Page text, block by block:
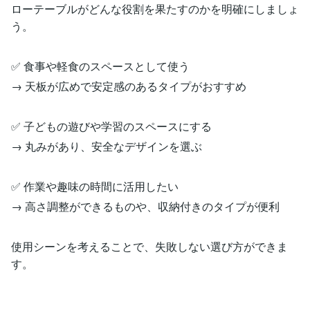
ローテーブルがどんな役割を果たすのかを明確にしましょ
う。
✅ 食事や軽食のスペースとして使う
→ 天板が広めで安定感のあるタイプがおすすめ
✅ 子どもの遊びや学習のスペースにする
→ 丸みがあり、安全なデザインを選ぶ
✅ 作業や趣味の時間に活用したい
→ 高さ調整ができるものや、収納付きのタイプが便利
使用シーンを考えることで、失敗しない選び方ができま
す。